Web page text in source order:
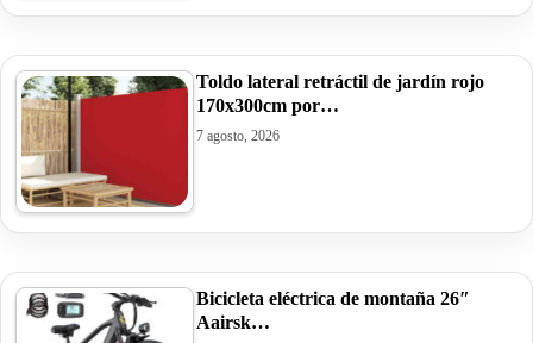
Toldo lateral retráctil de jardín rojo
170x300cm por…
7 agosto, 2026
Bicicleta eléctrica de montaña 26″
Aairsk…